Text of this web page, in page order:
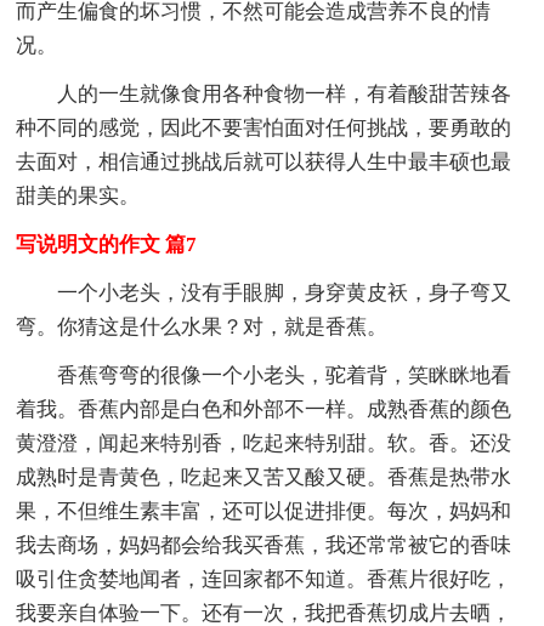
而产生偏食的坏习惯，不然可能会造成营养不良的情
况。
人的一生就像食用各种食物一样，有着酸甜苦辣各
种不同的感觉，因此不要害怕面对任何挑战，要勇敢的
去面对，相信通过挑战后就可以获得人生中最丰硕也最
甜美的果实。
写说明文的作文 篇7
一个小老头，没有手眼脚，身穿黄皮袄，身子弯又
弯。你猜这是什么水果？对，就是香蕉。
香蕉弯弯的很像一个小老头，驼着背，笑眯眯地看
着我。香蕉内部是白色和外部不一样。成熟香蕉的颜色
黄澄澄，闻起来特别香，吃起来特别甜。软。香。还没
成熟时是青黄色，吃起来又苦又酸又硬。香蕉是热带水
果，不但维生素丰富，还可以促进排便。每次，妈妈和
我去商场，妈妈都会给我买香蕉，我还常常被它的香味
吸引住贪婪地闻者，连回家都不知道。香蕉片很好吃，
我要亲自体验一下。还有一次，我把香蕉切成片去晒，